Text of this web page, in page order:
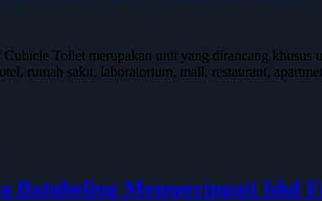
Toilet merupakan unit yang dirancang
rumah sakit, laboratorium, mall, restaurant,
Batubeling Memperingati Idul